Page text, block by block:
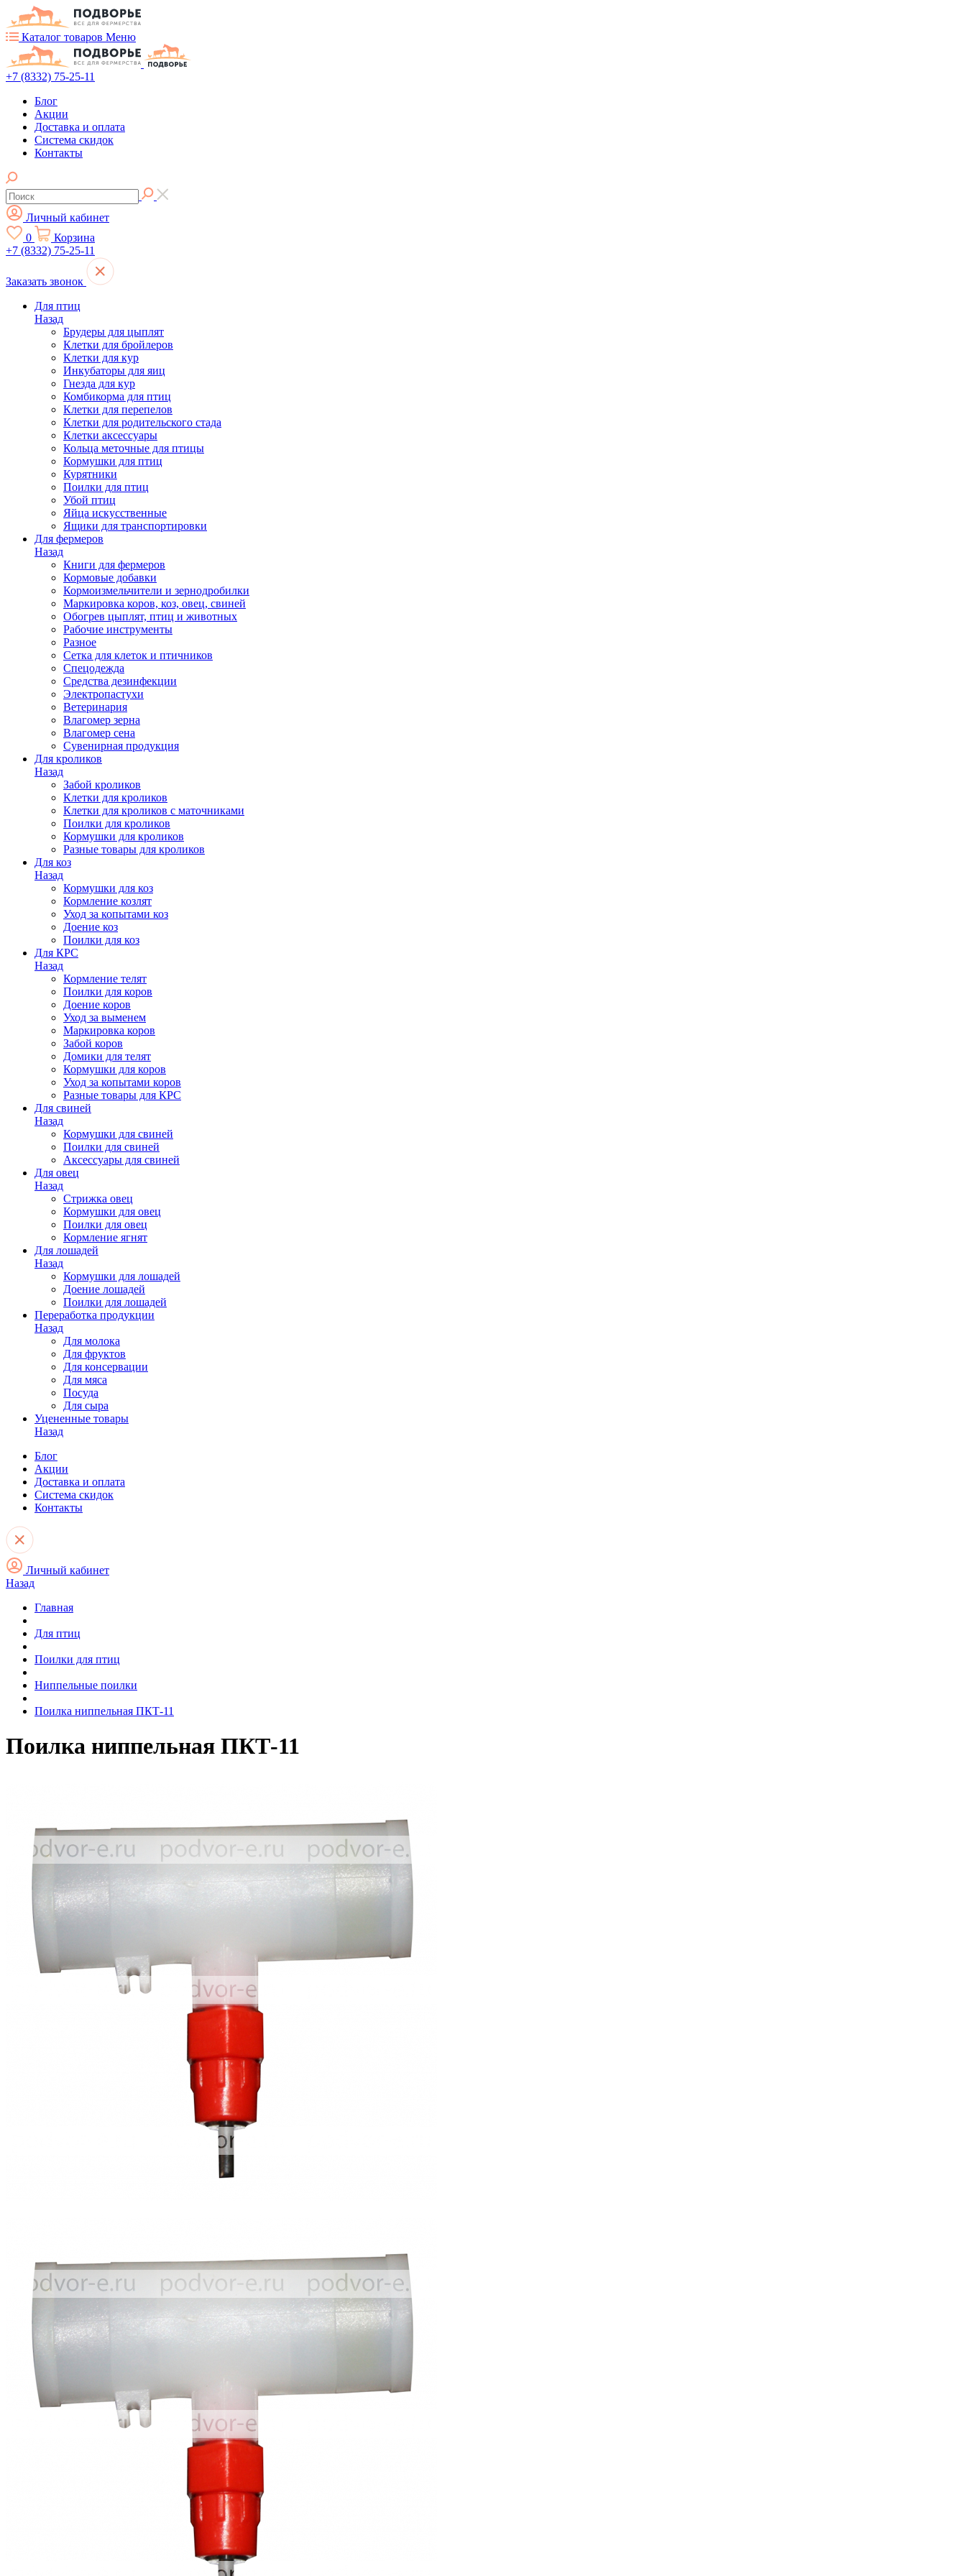
Каталог товаров Меню
+7 (8332) 75-25-11
Блог
Акции
Доставка и оплата
Система скидок
Контакты
Личный кабинет
0
Корзина
+7 (8332) 75-25-11
Заказать звонок
Для птиц
Назад
Брудеры для цыплят
Клетки для бройлеров
Клетки для кур
Инкубаторы для яиц
Гнезда для кур
Комбикорма для птиц
Клетки для перепелов
Клетки для родительского стада
Клетки аксессуары
Кольца меточные для птицы
Кормушки для птиц
Курятники
Поилки для птиц
Убой птиц
Яйца искусственные
Ящики для транспортировки
Для фермеров
Назад
Книги для фермеров
Кормовые добавки
Кормоизмельчители и зернодробилки
Маркировка коров, коз, овец, свиней
Обогрев цыплят, птиц и животных
Рабочие инструменты
Разное
Сетка для клеток и птичников
Спецодежда
Средства дезинфекции
Электропастухи
Ветеринария
Влагомер зерна
Влагомер сена
Сувенирная продукция
Для кроликов
Назад
Забой кроликов
Клетки для кроликов
Клетки для кроликов с маточниками
Поилки для кроликов
Кормушки для кроликов
Разные товары для кроликов
Для коз
Назад
Кормушки для коз
Кормление козлят
Уход за копытами коз
Доение коз
Поилки для коз
Для КРС
Назад
Кормление телят
Поилки для коров
Доение коров
Уход за выменем
Маркировка коров
Забой коров
Домики для телят
Кормушки для коров
Уход за копытами коров
Разные товары для КРС
Для свиней
Назад
Кормушки для свиней
Поилки для свиней
Аксессуары для свиней
Для овец
Назад
Стрижка овец
Кормушки для овец
Поилки для овец
Кормление ягнят
Для лошадей
Назад
Кормушки для лошадей
Доение лошадей
Поилки для лошадей
Переработка продукции
Назад
Для молока
Для фруктов
Для консервации
Для мяса
Посуда
Для сыра
Уцененные товары
Назад
Блог
Акции
Доставка и оплата
Система скидок
Контакты
Личный кабинет
Назад
Главная
Для птиц
Поилки для птиц
Ниппельные поилки
Поилка ниппельная ПКТ-11
Поилка ниппельная ПКТ-11